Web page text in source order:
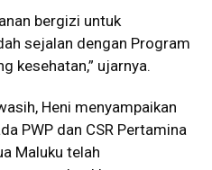
bergizi untuk
sejalan dengan Program
kesehatan,” ujarnya.
Heni menyampaikan
PWP dan CSR Pertamina
Maluku telah